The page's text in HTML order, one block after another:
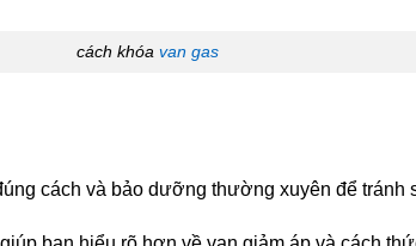
cách khóavan gas
cách và bảo dưỡng thường xuyên để tránh